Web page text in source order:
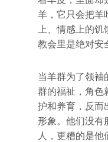
羊，它只会把羊
上、情感上的饥
教会里是绝对安
当羊群为了领袖
群的福祉，角色
护和养育，反而
形象。他们没有
人，更糟的是他